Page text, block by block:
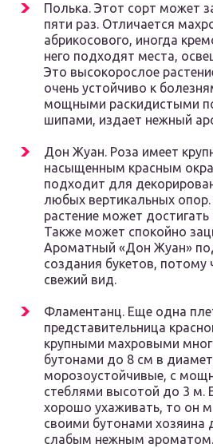
Полька. Этот сорт может
пяти раз. Отличается
абрикосового, иногда
него подходят места,
Это высокорослое
очень устойчиво к
мощными раскидистыми
шипами, издает нежный
Дон Жуан. Роза имеет
насыщенным красным
подходит для
любых вертикальных
растение может
Также может спокойно
Ароматный «Дон Жуан»
создания букетов, потому
свежий вид.
Фламентанц. Еще одна
представительница
крупными махровыми
бутонами до 8 см в
морозоустойчивые, с
стеблями высотой до 3 м.
хорошо ухаживать, то он
своими бутонами хозяина
слабым нежным ароматом.